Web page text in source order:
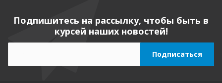
Подпишитесь на рассылку, чтобы быть в
курсей наших новостей!